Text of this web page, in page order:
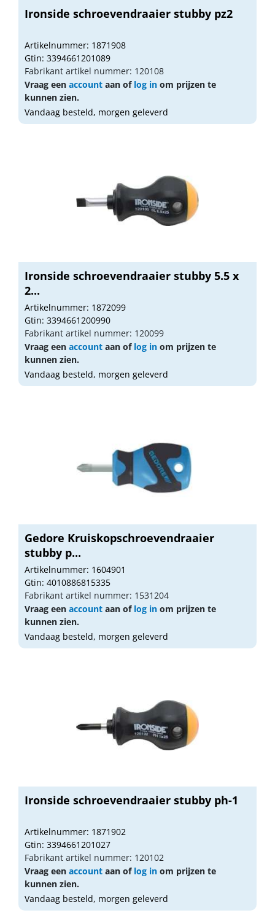
Ironside schroevendraaier stubby pz2
Artikelnummer: 1871908
Gtin: 3394661201089
Fabrikant artikel nummer: 120108
Vraag een account aan of log in om prijzen te
kunnen zien.
Vandaag besteld, morgen geleverd
Ironside schroevendraaier stubby 5.5 x
2...
Artikelnummer: 1872099
Gtin: 3394661200990
Fabrikant artikel nummer: 120099
Vraag een account aan of log in om prijzen te
kunnen zien.
Vandaag besteld, morgen geleverd
Gedore Kruiskopschroevendraaier
stubby p...
Artikelnummer: 1604901
Gtin: 4010886815335
Fabrikant artikel nummer: 1531204
Vraag een account aan of log in om prijzen te
kunnen zien.
Vandaag besteld, morgen geleverd
Ironside schroevendraaier stubby ph-1
Artikelnummer: 1871902
Gtin: 3394661201027
Fabrikant artikel nummer: 120102
Vraag een account aan of log in om prijzen te
kunnen zien.
Vandaag besteld, morgen geleverd